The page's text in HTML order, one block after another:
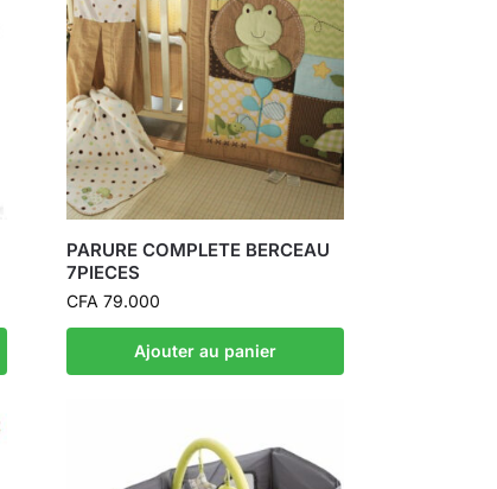
PARURE COMPLETE BERCEAU
7PIECES
CFA 79.000
Ajouter au panier